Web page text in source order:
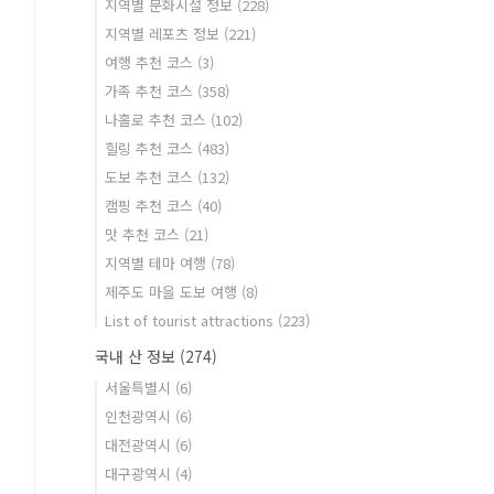
지역별 문화시설 정보 (228)
지역별 레포츠 정보 (221)
여행 추천 코스 (3)
가족 추천 코스 (358)
나홀로 추천 코스 (102)
힐링 추천 코스 (483)
도보 추천 코스 (132)
캠핑 추천 코스 (40)
맛 추천 코스 (21)
지역별 테마 여행 (78)
제주도 마을 도보 여행 (8)
List of tourist attractions (223)
국내 산 정보 (274)
서울특별시 (6)
인천광역시 (6)
대전광역시 (6)
대구광역시 (4)